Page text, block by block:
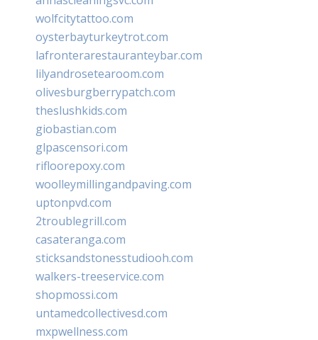
wolfcitytattoo.com
oysterbayturkeytrot.com
lafronterarestauranteybar.com
lilyandrosetearoom.com
olivesburgberrypatch.com
theslushkids.com
giobastian.com
glpascensori.com
rifloorepoxy.com
woolleymillingandpaving.com
uptonpvd.com
2troublegrill.com
casateranga.com
sticksandstonesstudiooh.com
walkers-treeservice.com
shopmossi.com
untamedcollectivesd.com
mxpwellness.com